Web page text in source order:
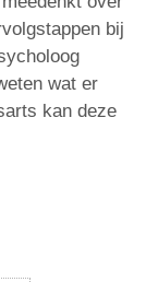
bij
wat er
kan deze